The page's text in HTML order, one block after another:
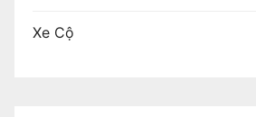
Xe Cộ